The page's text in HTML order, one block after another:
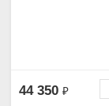
44 350 ₽